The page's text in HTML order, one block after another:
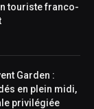
touriste franco-
Garden :
en plein midi,
privilégiée